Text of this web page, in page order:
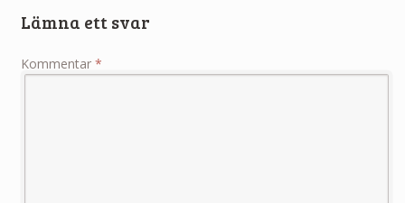
Lämna ett svar
Kommentar *